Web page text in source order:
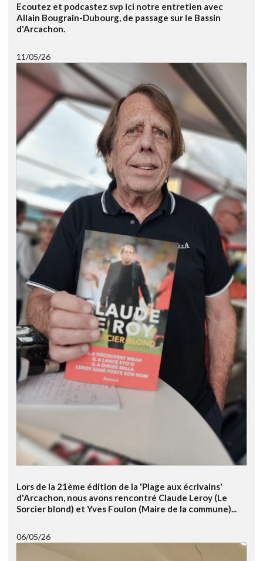
Ecoutez et podcastez svp ici notre entretien avec
Allain Bougrain-Dubourg, de passage sur le Bassin
d'Arcachon.
11/05/26
Lors de la 21ème édition de la 'Plage aux écrivains'
d'Arcachon, nous avons rencontré Claude Leroy (Le
Sorcier blond) et Yves Foulon (Maire de la commune)...
06/05/26